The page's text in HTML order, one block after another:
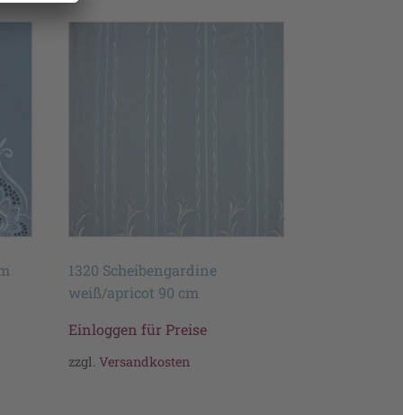
1320 Scheibengardine
weiß/apricot 90 cm
Einloggen für Preise
zzgl. Versandkosten